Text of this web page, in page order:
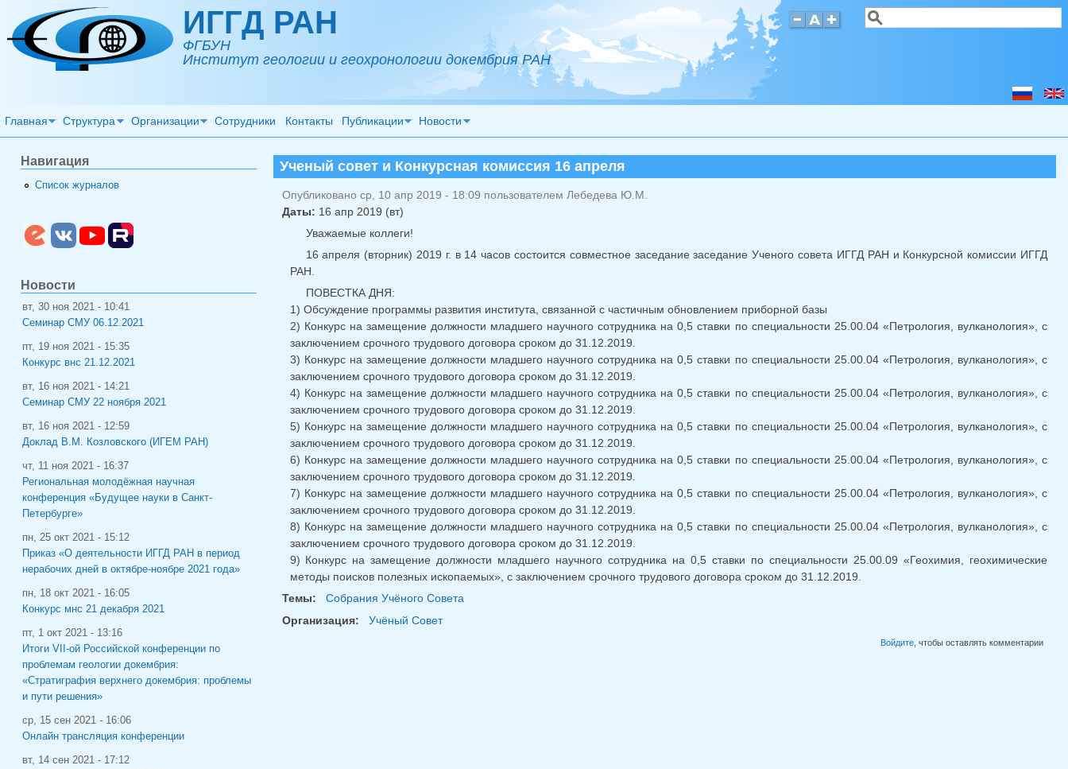
Перейти к основному содержанию ИГГД РАН
ФГБУН
Институт геологии и геохронологии докембрия РАН
Форма поиска
Поиск
Главная Структура Организации Сотрудники Контакты Публикации Новости
Ученый совет и Конкурсная комиссия 16 апреля
Опубликовано ср, 10 апр 2019 - 18:09 пользователем Лебедева Ю.М.
Даты: 16 апр 2019 (вт)
Уважаемые коллеги!
16 апреля (вторник) 2019 г. в 14 часов состоится совместное заседание заседание Ученого совета ИГГД РАН и Конкурсной комиссии ИГГД
РАН.
ПОВЕСТКА ДНЯ:
1) Обсуждение программы развития института, связанной с частичным обновлением приборной базы
2) Конкурс на замещение должности младшего научного сотрудника на 0,5 ставки по специальности 25.00.04 «Петрология, вулканология», с
заключением срочного трудового договора сроком до 31.12.2019.
3) Конкурс на замещение должности младшего научного сотрудника на 0,5 ставки по специальности 25.00.04 «Петрология, вулканология», с
заключением срочного трудового договора сроком до 31.12.2019.
4) Конкурс на замещение должности младшего научного сотрудника на 0,5 ставки по специальности 25.00.04 «Петрология, вулканология», с
заключением срочного трудового договора сроком до 31.12.2019.
5) Конкурс на замещение должности младшего научного сотрудника на 0,5 ставки по специальности 25.00.04 «Петрология, вулканология», с
заключением срочного трудового договора сроком до 31.12.2019.
6) Конкурс на замещение должности младшего научного сотрудника на 0,5 ставки по специальности 25.00.04 «Петрология, вулканология», с
заключением срочного трудового договора сроком до 31.12.2019.
7) Конкурс на замещение должности младшего научного сотрудника на 0,5 ставки по специальности 25.00.04 «Петрология, вулканология», с
заключением срочного трудового договора сроком до 31.12.2019.
8) Конкурс на замещение должности младшего научного сотрудника на 0,5 ставки по специальности 25.00.04 «Петрология, вулканология», с
заключением срочного трудового договора сроком до 31.12.2019.
9) Конкурс на замещение должности младшего научного сотрудника на 0,5 ставки по специальности 25.00.09 «Геохимия, геохимические
методы поисков полезных ископаемых», с заключением срочного трудового договора сроком до 31.12.2019.
Темы:
Собрания Учёного Совета
Организация:
Учёный Совет
Войдите, чтобы оставлять комментарии
Навигация
Список журналов
Новости
вт, 30 ноя 2021 - 10:41
Семинар СМУ 06.12.2021
пт, 19 ноя 2021 - 15:35
Конкурс внс 21.12.2021
вт, 16 ноя 2021 - 14:21
Семинар СМУ 22 ноября 2021
вт, 16 ноя 2021 - 12:59
Доклад В.М. Козловского (ИГЕМ РАН)
чт, 11 ноя 2021 - 16:37
Региональная молодёжная научная
конференция «Будущее науки в Санкт-
Петербурге»
пн, 25 окт 2021 - 15:12
Приказ «О деятельности ИГГД РАН в период
нерабочих дней в октябре-ноябре 2021 года»
пн, 18 окт 2021 - 16:05
Конкурс мнс 21 декабря 2021
пт, 1 окт 2021 - 13:16
Итоги VII-ой Российской конференции по
проблемам геологии докембрия:
«Стратиграфия верхнего докембрия: проблемы
и пути решения»
ср, 15 сен 2021 - 16:06
Онлайн трансляция конференции
вт, 14 сен 2021 - 17:12